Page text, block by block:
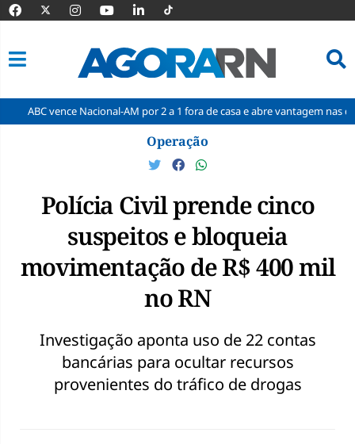
Nacional-AM por 2 a 1 fora de casa e abre vantagem nas quartas
Operação
Polícia Civil prende cinco
suspeitos e bloqueia
movimentação de R$ 400 mil
no RN
Investigação aponta uso de 22 contas
bancárias para ocultar recursos
provenientes do tráfico de drogas